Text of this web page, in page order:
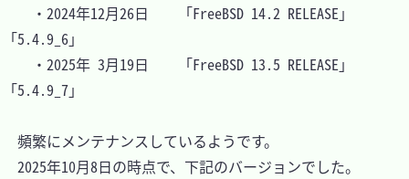
「5.4.9_6」
「5.4.9_7」
頻繁にメンテナンスしているようです。
2025年10月8日の時点で、下記のバージョンでした。